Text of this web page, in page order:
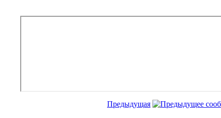
Предыдущая